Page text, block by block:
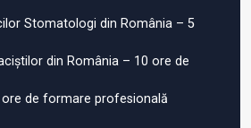
Stomatologi din România – 5
din România – 10 ore de
ore de formare profesională